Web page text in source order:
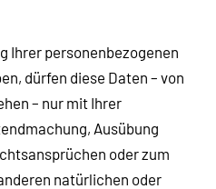
Ihrer personenbezogenen
dürfen diese Daten – von
– nur mit Ihrer
Ausübung
oder zum
natürlichen oder